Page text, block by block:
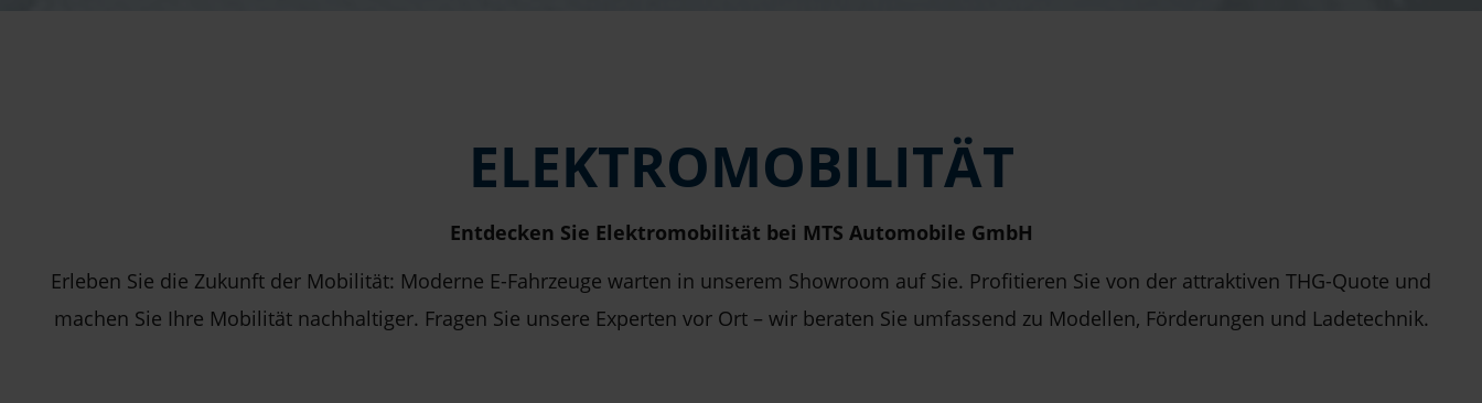
ELEKTROMOBILITÄT
Entdecken Sie Elektromobilität bei MTS Automobile GmbH
Erleben Sie die Zukunft der Mobilität: Moderne E-Fahrzeuge warten in unserem Showroom auf Sie. Profitieren Sie von der attraktiven THG-Quote und
machen Sie Ihre Mobilität nachhaltiger. Fragen Sie unsere Experten vor Ort – wir beraten Sie umfassend zu Modellen, Förderungen und Ladetechnik.